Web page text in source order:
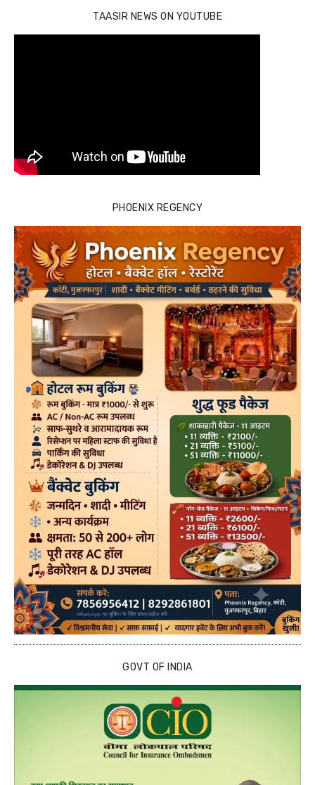
TAASIR NEWS ON YOUTUBE
PHOENIX REGENCY
GOVT OF INDIA